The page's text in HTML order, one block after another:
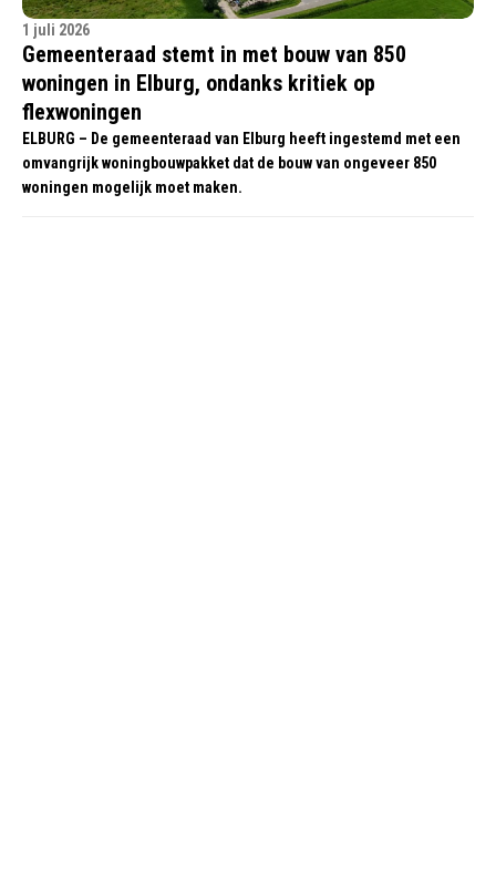
1 juli 2026
Gemeenteraad stemt in met bouw van 850
woningen in Elburg, ondanks kritiek op
flexwoningen
ELBURG – De gemeenteraad van Elburg heeft ingestemd met een
omvangrijk woningbouwpakket dat de bouw van ongeveer 850
woningen mogelijk moet maken.